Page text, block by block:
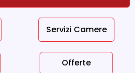
Servizi Camere
Offerte